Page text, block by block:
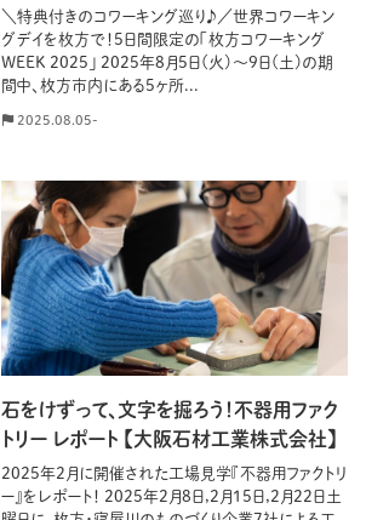
＼特典付きのコワーキング巡り♪／世界コワーキン
グデイを枚方で！5日間限定の「枚方コワーキング
WEEK 2025」 2025年8月5日(火)〜9日(土)の期
間中、枚方市内にある5ヶ所...
2025.08.05-
石をけずって、文字を掘ろう！不器用ファク
トリー レポート 【大阪石材工業株式会社】
2025年2月に開催された工場見学『不器用ファクトリ
ー』をレポート！ 2025年2月8日,2月15日,2月22日土